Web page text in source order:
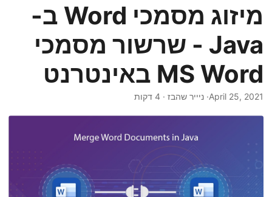
מיזוג מסמכי Word ב-
Java - שרשור מסמכי
MS Word באינטרנט
April 25, 2021· ניייר שהבז · 4 דקות